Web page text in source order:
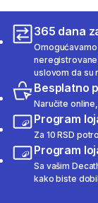
365 dana
uslovom da su
Besplatno
Naručite
Program
Za 10 RSD
Program
Sa vašim
kako biste